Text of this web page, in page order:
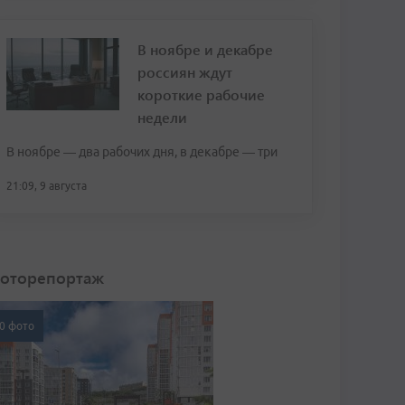
В ноябре и декабре
россиян ждут
короткие рабочие
недели
В ноябре — два рабочих дня, в декабре — три
21:09, 9 августа
фото